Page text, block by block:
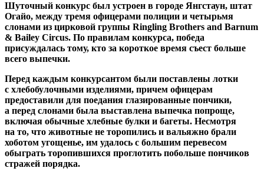
Шуточный конкурс был устроен в городе Янгстаун, штат
Огайо, между тремя офицерами полиции и четырьмя
слонами из цирковой группы Ringling Brothers and Barnum
& Bailey Circus. По правилам конкурса, победа
присуждалась тому, кто за короткое время съест больше
всего выпечки.
Перед каждым конкурсантом были поставлены лотки
с хлебобулочными изделиями, причем офицерам
предоставили для поедания глазированные пончики,
а перед слонами была выставлена выпечка попроще,
включая обычные хлебные булки и багеты. Несмотря
на то, что животные не торопились и вальяжно брали
хоботом угощенье, им удалось с большим перевесом
обыграть торопившихся проглотить побольше пончиков
стражей порядка.